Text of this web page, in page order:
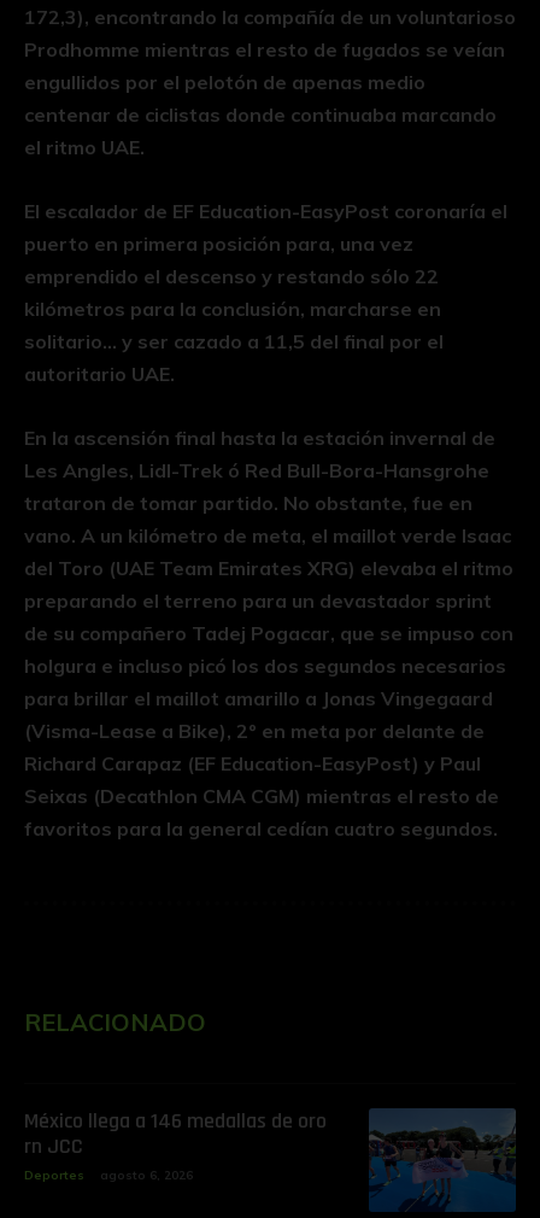
172,3), encontrando la compañía de un voluntarioso
Prodhomme mientras el resto de fugados se veían
engullidos por el pelotón de apenas medio
centenar de ciclistas donde continuaba marcando
el ritmo UAE.
El escalador de EF Education-EasyPost coronaría el
puerto en primera posición para, una vez
emprendido el descenso y restando sólo 22
kilómetros para la conclusión, marcharse en
solitario… y ser cazado a 11,5 del final por el
autoritario UAE.
En la ascensión final hasta la estación invernal de
Les Angles, Lidl-Trek ó Red Bull-Bora-Hansgrohe
trataron de tomar partido. No obstante, fue en
vano. A un kilómetro de meta, el maillot verde Isaac
del Toro (UAE Team Emirates XRG) elevaba el ritmo
preparando el terreno para un devastador sprint
de su compañero Tadej Pogacar, que se impuso con
holgura e incluso picó los dos segundos necesarios
para brillar el maillot amarillo a Jonas Vingegaard
(Visma-Lease a Bike), 2º en meta por delante de
Richard Carapaz (EF Education-EasyPost) y Paul
Seixas (Decathlon CMA CGM) mientras el resto de
favoritos para la general cedían cuatro segundos.
RELACIONADO
México llega a 146 medallas de oro
rn JCC
Deportes agosto 6, 2026